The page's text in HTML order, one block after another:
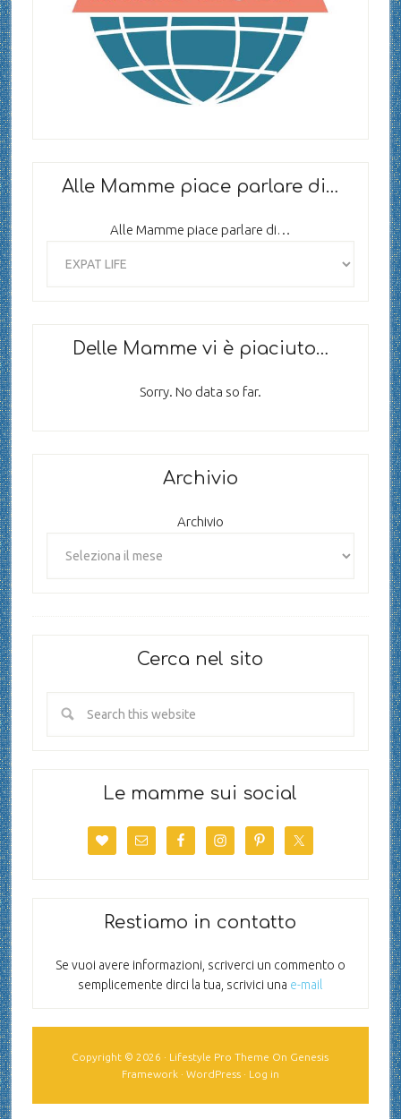
Alle Mamme piace parlare di…
Alle Mamme piace parlare di…
Delle Mamme vi è piaciuto…
Sorry. No data so far.
Archivio
Archivio
Cerca nel sito
Le mamme sui social
Restiamo in contatto
Se vuoi avere informazioni, scriverci un commento o
semplicemente dirci la tua, scrivici una e-mail
Copyright © 2026 · Lifestyle Pro Theme On Genesis
Framework· WordPress· Log in